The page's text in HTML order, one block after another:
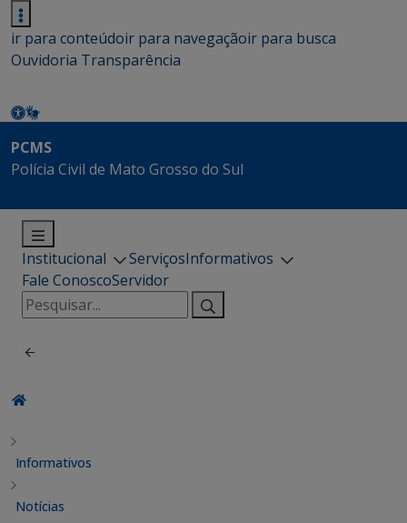
ir para conteúdoir para navegaçãoir para busca
Ouvidoria Transparência
PCMS
Polícia Civil de Mato Grosso do Sul
Institucional ServiçosInformativos
Fale ConoscoServidor
Pesquisar
por:
Informativos
Notícias